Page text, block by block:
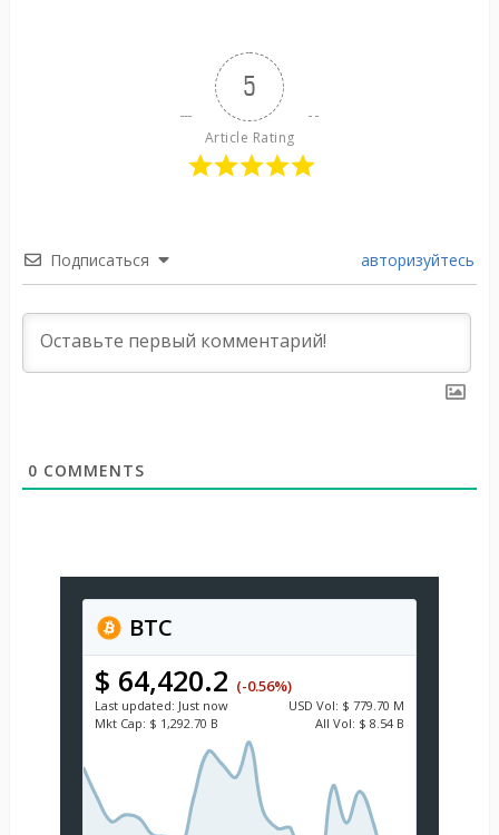
5
Article Rating
Подписаться авторизуйтесь
0 COMMENTS
BTC
$ 64,420.2 (-0.56%)
Last updated: Just now USD Vol: $ 779.70 M
Mkt Cap: $ 1,292.70 B All Vol: $ 8.54 B